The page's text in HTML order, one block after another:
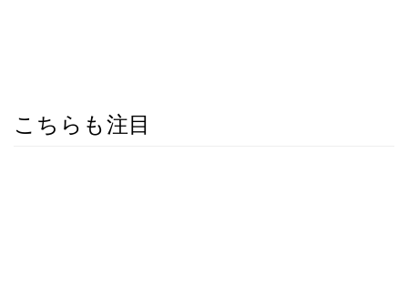
こちらも注目